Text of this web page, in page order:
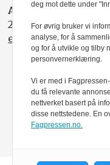
ABONNEMENT:
22 05 35 00
epost@nito.no
deg mot dette under
For øvrig bruker vi
analyse, for å
og for å utvikle og tilby
personvernerklæring.
Vi er med i
du få relevante
nettverket basert på
disse nettstedene. En
Fagpressen.no.